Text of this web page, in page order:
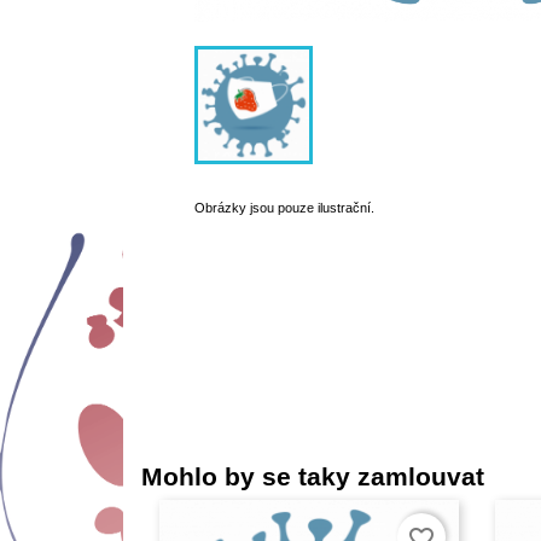
Obrázky jsou pouze ilustrační.
Mohlo by se taky zamlouvat